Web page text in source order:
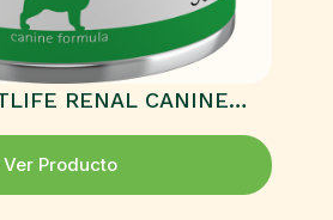
RENAL CANINE
Ver Producto